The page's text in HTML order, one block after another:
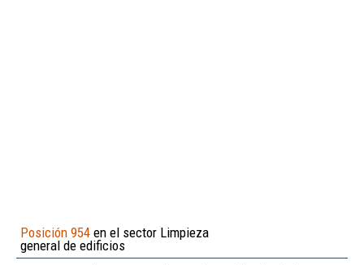
Posición 954 en el sector Limpieza
general de edificios